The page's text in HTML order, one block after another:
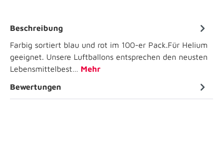
Beschreibung
Farbig sortiert blau und rot im 100-er Pack.Für Helium
geeignet. Unsere Luftballons entsprechen den neusten
Lebensmittelbest… Mehr
Bewertungen